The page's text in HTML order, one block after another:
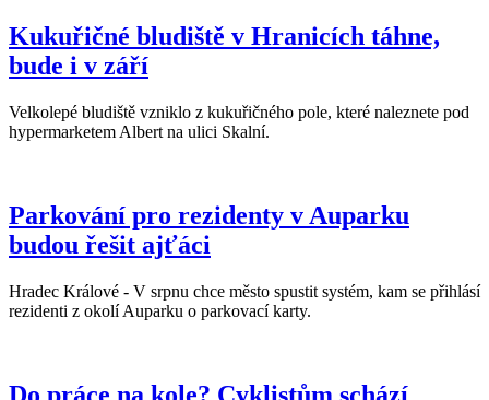
Kukuřičné bludiště v Hranicích táhne,
bude i v září
Velkolepé bludiště vzniklo z kukuřičného pole, které naleznete pod
hypermarketem Albert na ulici Skalní.
Parkování pro rezidenty v Auparku
budou řešit ajťáci
Hradec Králové - V srpnu chce město spustit systém, kam se přihlásí
rezidenti z okolí Auparku o parkovací karty.
Do práce na kole? Cyklistům schází